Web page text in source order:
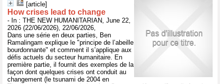
[article]
How crises lead to change
- In : THE NEW HUMANITARIAN, June 22,
2026 (22/06/2026), 22/06/2026,
Dans une série en deux parties, Ben
Ramalingam explique le "principe de l’abeille
bourdonnante" et comment il s’applique aux
défis actuels du secteur humanitaire. En
première partie, il fournit des exemples de la
façon dont quelques crises ont conduit au
changement (le tsunami de 2004 en